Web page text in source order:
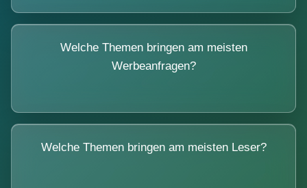
Welche Themen bringen am meisten
Werbeanfragen?
Welche Themen bringen am meisten Leser?